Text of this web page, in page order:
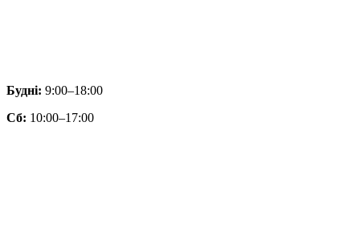
Будні: 9:00–18:00
Сб: 10:00–17:00